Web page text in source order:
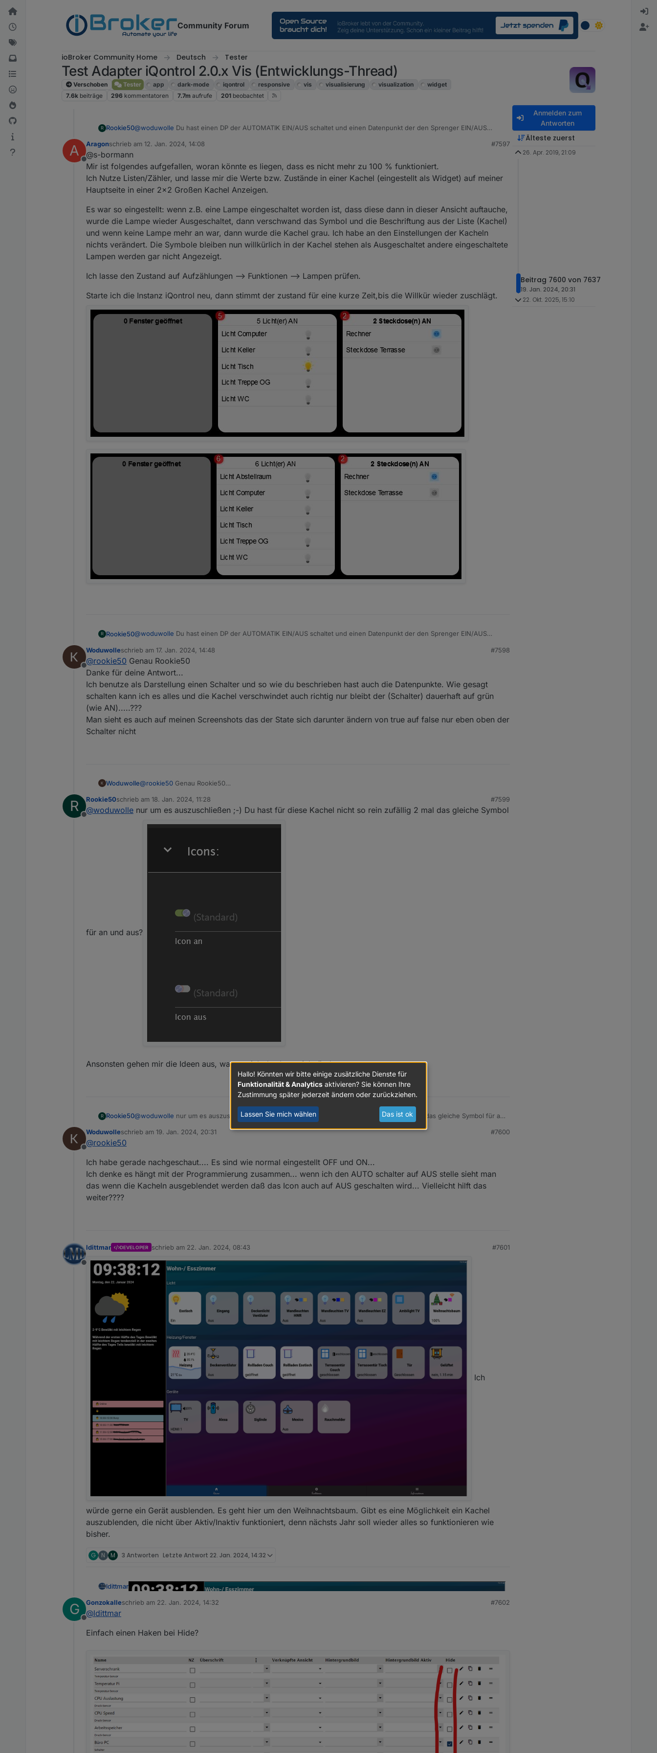
Weiter zum Inhalt
Community Forum
ioBroker Community Home Deutsch Tester
Test Adapter iQontrol 2.0.x Vis (Entwicklungs-Thread)
Verschoben Tester app dark-mode iqontrol responsive vis visualisierung visualization
widget
7.6k beiträge 296 kommentatoren 7.7m aufrufe 201 beobachtet
R Rookie50@woduwolle Du hast einen DP der AUTOMATIK EIN/AUS schaltet und einen Datenpunkt der den Sprenger EIN/AUS
In der Kachel für den Sprenger 0815 benutzt als State den Datenpunkt um den Sprenger ein bzw. auszuschalten. z.B.:
Unten in der Kacheleinstellung benutzt Du dann als "Bedingung für eine aktive Kachel" den DP von AUTOMATIK.
Damit sollte es funktionieren
A
Offline
Aragonschrieb am 12. Jan. 2024, 14:08
zuletzt editiert von
#7597
@s-bormann
Mir ist folgendes aufgefallen, woran könnte es liegen, dass es nicht mehr zu 100 % funktioniert.
Ich Nutze Listen/Zähler, und lasse mir die Werte bzw. Zustände in einer Kachel (eingestellt als Widget) auf meiner
Hauptseite in einer 2x2 Großen Kachel Anzeigen.
Es war so eingestellt: wenn z.B. eine Lampe eingeschaltet worden ist, dass diese dann in dieser Ansicht auftauche,
wurde die Lampe wieder Ausgeschaltet, dann verschwand das Symbol und die Beschriftung aus der Liste (Kachel)
und wenn keine Lampe mehr an war, dann wurde die Kachel grau. Ich habe an den Einstellungen der Kacheln
nichts verändert. Die Symbole bleiben nun willkürlich in der Kachel stehen als Ausgeschaltet andere eingeschaltete
Lampen werden gar nicht Angezeigt.
Ich lasse den Zustand auf Aufzählungen --> Funktionen --> Lampen prüfen.
Starte ich die Instanz iQontrol neu, dann stimmt der zustand für eine kurze Zeit,bis die Willkür wieder zuschlägt.
R Rookie50@woduwolle Du hast einen DP der AUTOMATIK EIN/AUS schaltet und einen Datenpunkt der den Sprenger EIN/AUS
In der Kachel für den Sprenger 0815 benutzt als State den Datenpunkt um den Sprenger ein bzw. auszuschalten. z.B.:
Unten in der Kacheleinstellung benutzt Du dann als "Bedingung für eine aktive Kachel" den DP von AUTOMATIK.
Damit sollte es funktionieren
Offline
Woduwolleschrieb am 17. Jan. 2024, 14:48
zuletzt editiert von
#7598
@rookie50 Genau Rookie50
Danke für deine Antwort...
Ich benutze als Darstellung einen Schalter und so wie du beschrieben hast auch die Datenpunkte. Wie gesagt
schalten kann ich es alles und die Kachel verschwindet auch richtig nur bleibt der (Schalter) dauerhaft auf grün
(wie AN).....???
Man sieht es auch auf meinen Screenshots das der State sich darunter ändern von true auf false nur eben oben der
Schalter nicht
Woduwolle@rookie50 Genau Rookie50
Ich benutze als Darstellung einen Schalter und so wie du beschrieben hast auch die Datenpunkte. Wie gesagt schalten
kann ich es alles und die Kachel verschwindet auch richtig nur bleibt der (Schalter) dauerhaft auf grün (wie AN).....???
R
Offline
Rookie50schrieb am 18. Jan. 2024, 11:28
zuletzt editiert von
#7599
@woduwolle nur um es auszuschließen ;-) Du hast für diese Kachel nicht so rein zufällig 2 mal das gleiche Symbol
für an und aus?
Ansonsten gehen mir die Ideen aus, warum sich das Icon nicht ändert.
R Rookie50@woduwolle nur um es auszuschließen ;-) Du hast für diese Kachel nicht so rein zufällig 2 mal das gleiche Symbol für an
Ansonsten gehen mir die Ideen aus, warum sich das Icon nicht ändert.
Offline
Woduwolleschrieb am 19. Jan. 2024, 20:31
zuletzt editiert von
#7600
@rookie50
Ich habe gerade nachgeschaut.... Es sind wie normal eingestellt OFF und ON...
Ich denke es hängt mit der Programmierung zusammen... wenn ich den AUTO schalter auf AUS stelle sieht man
das wenn die Kacheln ausgeblendet werden daß das Icon auch auf AUS geschalten wird... Vielleicht hilft das
weiter????
Offline
ldittmar DEVELOPER schrieb am 22. Jan. 2024, 08:43
zuletzt editiert von
#7601
Ich
würde gerne ein Gerät ausblenden. Es geht hier um den Weihnachtsbaum. Gibt es eine Möglichkeit ein Kachel
auszublenden, die nicht über Aktiv/Inaktiv funktioniert, denn nächsts Jahr soll wieder alles so funktionieren wie
bisher.
G N M 3 Antworten Letzte Antwort 22. Jan. 2024, 14:32
ldittmar
G
Offline
Gonzokalleschrieb am 22. Jan. 2024, 14:32
zuletzt editiert von
#7602
@ldittmar
Einfach einen Haken bei Hide?
Anmelden zum
Antworten
Älteste zuerst
26. Apr. 2019, 21:09
Beitrag 7600 von 7637
19. Jan. 2024, 20:31
22. Okt. 2025, 15:10
Hallo! Könnten wir bitte einige zusätzliche Dienste für
Funktionalität & Analytics aktivieren? Sie können Ihre
Zustimmung später jederzeit ändern oder zurückziehen.
Lassen Sie mich wählen Das ist ok